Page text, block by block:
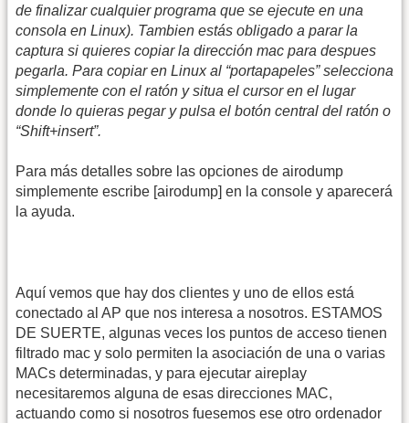
de finalizar cualquier programa que se ejecute en una
consola en Linux). Tambien estás obligado a parar la
captura si quieres copiar la dirección mac para despues
pegarla. Para copiar en Linux al “portapapeles” selecciona
simplemente con el ratón y situa el cursor en el lugar
donde lo quieras pegar y pulsa el botón central del ratón o
“Shift+insert”.
Para más detalles sobre las opciones de airodump
simplemente escribe [airodump] en la console y aparecerá
la ayuda.
Aquí vemos que hay dos clientes y uno de ellos está
conectado al AP que nos interesa a nosotros. ESTAMOS
DE SUERTE, algunas veces los puntos de acceso tienen
filtrado mac y solo permiten la asociación de una o varias
MACs determinadas, y para ejecutar aireplay
necesitaremos alguna de esas direcciones MAC,
actuando como si nosotros fuesemos ese otro ordenador